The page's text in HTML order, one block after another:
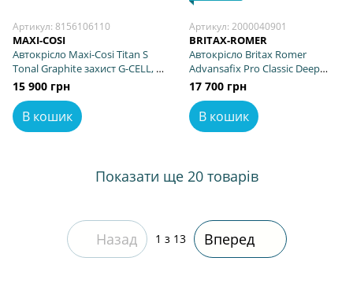
Артикул: 8156106110
MAXI-COSI
Автокрісло Maxi-Cosi Titan S
Tonal Graphite захист G-CELL, 5
позицій нахилу спинки, 5-ти
точкові ремені безпеки,
ISOFIX
15 900 грн
В кошик
Артикул: 2000040901
BRITAX-ROMER
Автокрісло Britax Romer
Advansafix Pro Classic Deep
Grey
17 700 грн
В кошик
Показати ще 20 товарів
Назад 1 з 13 Вперед